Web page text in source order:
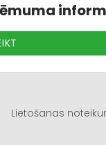
Lietošanas